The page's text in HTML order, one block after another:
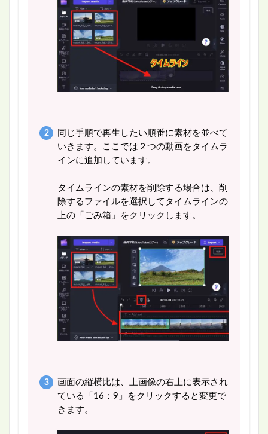
同じ手順で再生したい順番に素材を並べて
いきます。ここでは２つの動画をタイムラ
インに追加しています。
タイムラインの素材を削除する場合は、削
除するファイルを選択してタイムラインの
上の「ごみ箱」をクリックします。
画面の縦横比は、上画像の右上に表示され
ている「16：9」をクリックすると変更で
きます。